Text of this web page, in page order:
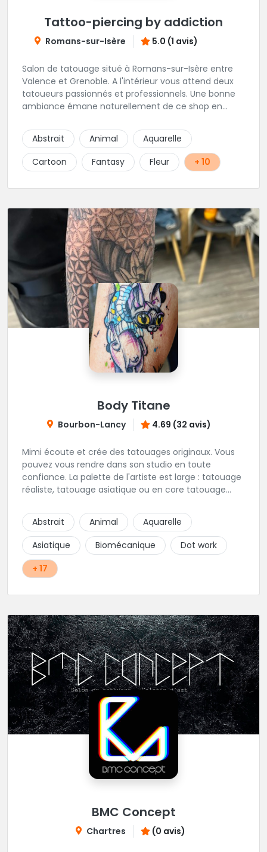
Tattoo-piercing by addiction
Romans-sur-Isère 5.0 (1 avis)
Salon de tatouage situé à Romans-sur-Isère entre
Valence et Grenoble. A l'intérieur vous attend deux
tatoueurs passionnés et professionnels. Une bonne
ambiance émane naturellement de ce shop en
Abstrait
Animal
Aquarelle
Cartoon
Fantasy Fleur + 10
Body Titane
Bourbon-Lancy 4.69 (32 avis)
Mimi écoute et crée des tatouages originaux. Vous
pouvez vous rendre dans son studio en toute
confiance. La palette de l'artiste est large : tatouage
réaliste, tatouage asiatique ou en core tatouage
construire un projet qui vous ressemble.
Abstrait Animal
Aquarelle
Asiatique
Biomécanique
Dot work
+ 17
BMC Concept
Chartres (0 avis)